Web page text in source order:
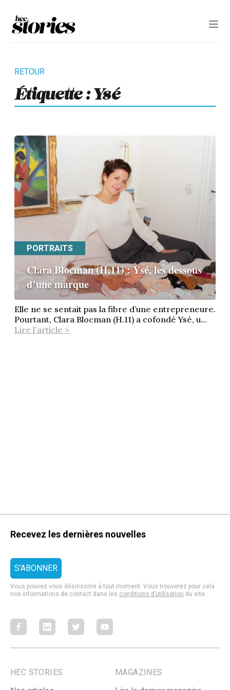
Étiquette : Ysé
PORTRAITS
Clara Blocman (H.11) : Ysé, les dessous
d’une marque
Elle ne se sentait pas la fibre d’une entrepreneure.
Pourtant, Clara Blocman (H.11) a cofondé Ysé, u...
Lire l'article >
Recevez les dernières nouvelles
Vous pouvez vous désinscrire à tout moment. Vous trouverez pour cela
nos informations de contact dans les conditions d’utilisation du site.
FacebookFacebookFacebookFacebook
HEC STORIES
MAGAZINES